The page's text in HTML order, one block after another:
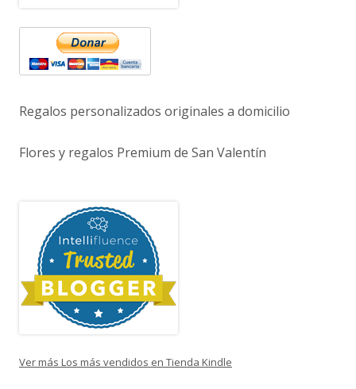
Regalos personalizados originales a domicilio
Flores y regalos Premium de San Valentín
Ver más Los más vendidos en Tienda Kindle